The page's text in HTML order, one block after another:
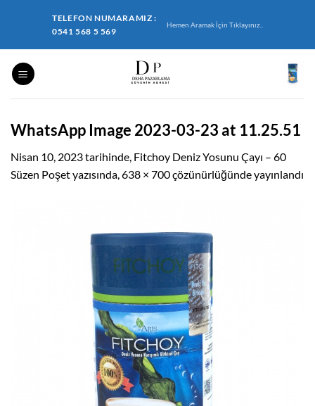
TELEFON NUMARAMIZ :
0541 568 5 569
Hemen Aramak İçin Tıklayınız..
WhatsApp Image 2023-03-23 at 11.25.51
Nisan 10, 2023tarihinde, Fitchoy Deniz Yosunu Çayı – 60
Süzen Poşetyazısında,638 × 700çözünürlüğünde yayınlandı